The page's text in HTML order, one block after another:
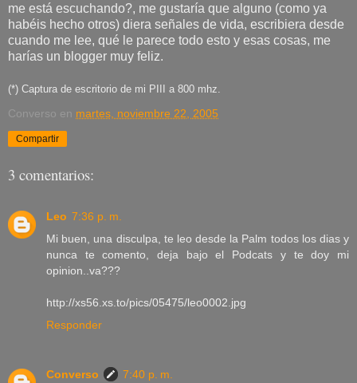
me está escuchando?, me gustaría que alguno (como ya
habéis hecho otros) diera señales de vida, escribiera desde
cuando me lee, qué le parece todo esto y esas cosas, me
harías un blogger muy feliz.
(*) Captura de escritorio de mi PIII a 800 mhz.
Converso en martes, noviembre 22, 2005
Compartir
3 comentarios:
Leo 7:36 p. m.
Mi buen, una disculpa, te leo desde la Palm todos los dias y
nunca te comento, deja bajo el Podcats y te doy mi
opinion..va???
http://xs56.xs.to/pics/05475/leo0002.jpg
Responder
Converso
7:40 p. m.